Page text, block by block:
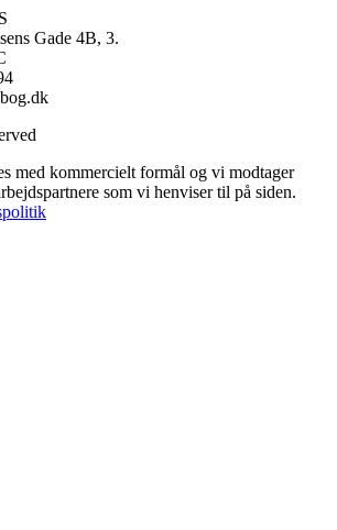
Gade 4B, 3.
med kommercielt formål og vi modtager
som vi henviser til på siden.